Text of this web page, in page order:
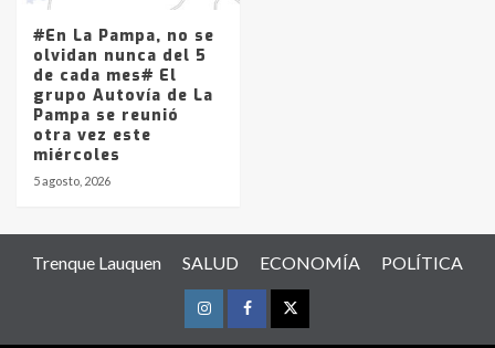
#En La Pampa, no se
olvidan nunca del 5
de cada mes# El
grupo Autovía de La
Pampa se reunió
otra vez este
miércoles
5 agosto, 2026
Trenque Lauquen SALUD ECONOMÍA POLÍTICA
InstagramFacebookTwitter